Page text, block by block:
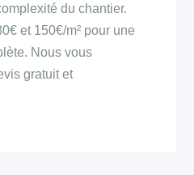
du chantier.
et 150€/m² pour une
Nous vous
gratuit et